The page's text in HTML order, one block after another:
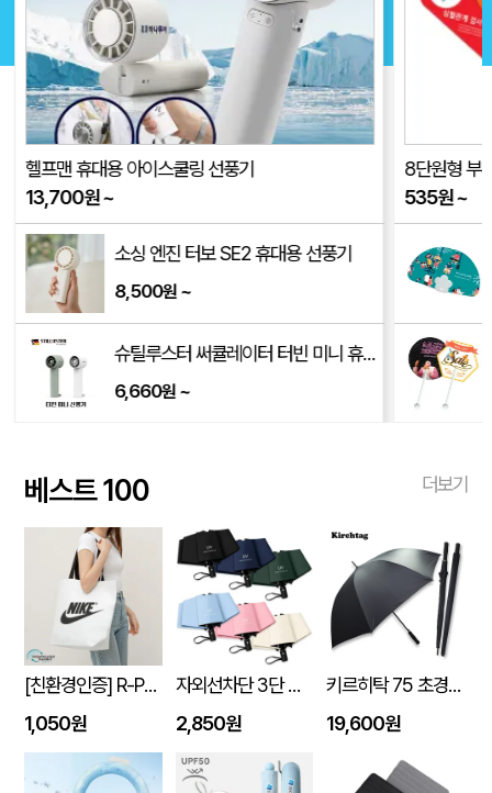
헬프맨 휴대용 아이스쿨링 선풍기
13,700원~
소싱 엔진 터보 SE2 휴대용 선풍기
8,500원~
슈틸루스터 써큘레이터 터빈 미니 휴대용 선풍기 ST-SF100
6,660원~
8단원형
535원~
베스트 100 더보기
[친환경인증] R-PET 고밀도 리유저블백 (검정내피/170g)(S~XL)
1,050원
자외선차단 3단 자동 암막 양우산
2,850원
키르히탁 75 초경량 올카본 UV 암막우산
19,600원